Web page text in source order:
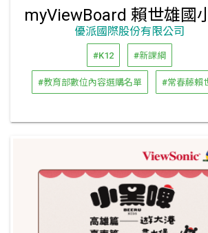
優派國際股份有限公司
#K12 #新課綱
#教育部數位內容選購名單 #常春藤賴